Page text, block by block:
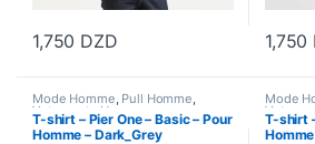
1,750 DZD
Ce produit a plusieurs variations. Les
1,750
Ce
Mode Homme, Pull Homme,
Vetements Homme
T-shirt – Pier One – Basic – Pour
Homme – Dark_Grey
Mode
T-shirt